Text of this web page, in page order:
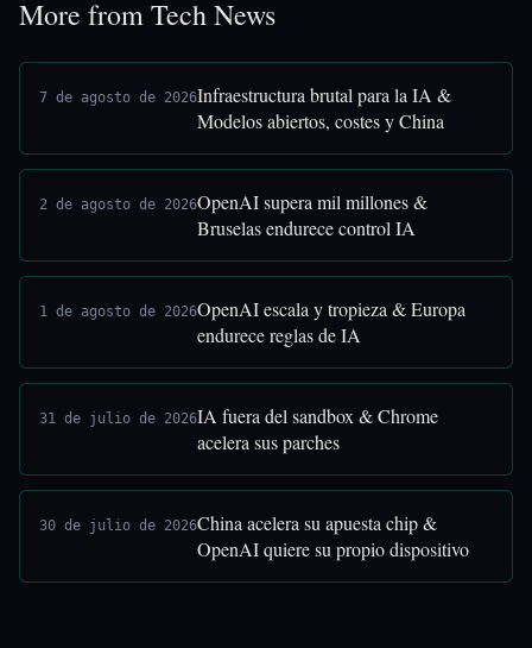
More from Tech News
7 de agosto de 2026Infraestructura brutal para la IA &
Modelos abiertos, costes y China
2 de agosto de 2026OpenAI supera mil millones &
Bruselas endurece control IA
1 de agosto de 2026OpenAI escala y tropieza & Europa
endurece reglas de IA
31 de julio de 2026IA fuera del sandbox & Chrome
acelera sus parches
30 de julio de 2026China acelera su apuesta chip &
OpenAI quiere su propio dispositivo